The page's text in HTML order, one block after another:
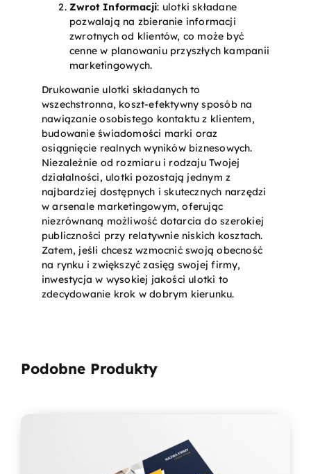
Zwrot Informacji: ulotki składane
pozwalają na zbieranie informacji
zwrotnych od klientów, co może być
cenne w planowaniu przyszłych kampanii
marketingowych.
Drukowanie ulotki składanych to
wszechstronna, koszt-efektywny sposób na
nawiązanie osobistego kontaktu z klientem,
budowanie świadomości marki oraz
osiągnięcie realnych wyników biznesowych.
Niezależnie od rozmiaru i rodzaju Twojej
działalności, ulotki pozostają jednym z
najbardziej dostępnych i skutecznych narzędzi
w arsenale marketingowym, oferując
niezrównaną możliwość dotarcia do szerokiej
publiczności przy relatywnie niskich kosztach.
Zatem, jeśli chcesz wzmocnić swoją obecność
na rynku i zwiększyć zasięg swojej firmy,
inwestycja w wysokiej jakości ulotki to
zdecydowanie krok w dobrym kierunku.
Podobne Produkty